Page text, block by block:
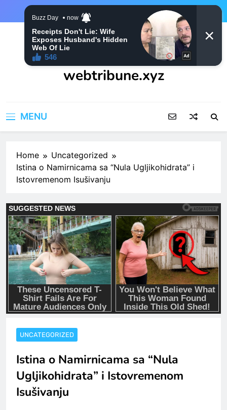
webtribune.xyz
MENU
Home
Uncategorized
Istina o Namirnicama sa “Nula Ugljikohidrata” i
Istovremenom Isušivanju
UNCATEGORIZED
Istina o Namirnicama sa “Nula
Ugljikohidrata” i Istovremenom
Isušivanju